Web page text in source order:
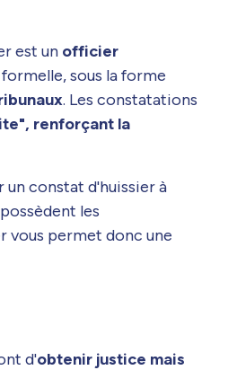
est un officier
sous la forme
. Les constatations
renforçant la
un constat d'huissier à
les
vous permet donc une
d'obtenir justice mais